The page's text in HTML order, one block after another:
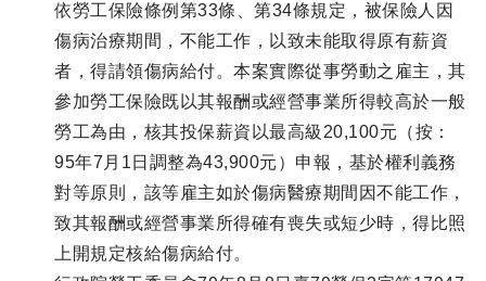
依勞工保險條例第33條、第34條規定，被保險人因
傷病治療期間，不能工作，以致未能取得原有薪資
者，得請領傷病給付。本案實際從事勞動之雇主，其
參加勞工保險既以其報酬或經營事業所得較高於一般
勞工為由，核其投保薪資以最高級20,100元（按：
95年7月1日調整為43,900元）申報，基於權利義務
對等原則，該等雇主如於傷病醫療期間因不能工作，
致其報酬或經營事業所得確有喪失或短少時，得比照
上開規定核給傷病給付。